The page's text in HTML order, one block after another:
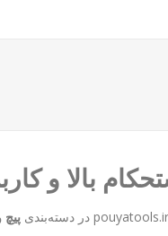
pouyatools.ir در دسته‌بندی